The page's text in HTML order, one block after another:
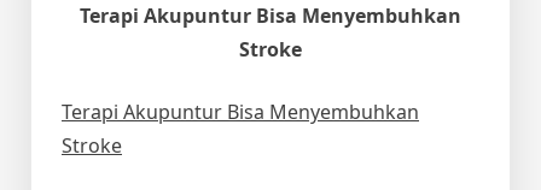
Terapi Akupuntur Bisa Menyembuhkan
Stroke
Terapi Akupuntur Bisa Menyembuhkan
Stroke